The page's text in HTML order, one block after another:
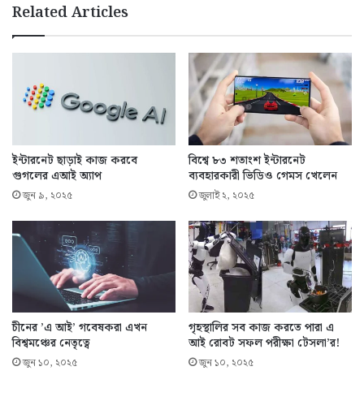
Related Articles
ইন্টারনেট ছাড়াই কাজ করবে
গুগলের এআই অ্যাপ
জুন ৯, ২০২৫
বিশ্বে ৮৩ শতাংশ ইন্টারনেট
ব্যবহারকারী ভিডিও গেমস খেলেন
জুলাই ২, ২০২৫
চীনের ’এ আই’ গবেষকরা এখন
বিশ্বমঞ্চের নেতৃত্বে
জুন ১০, ২০২৫
গৃহস্থালির সব কাজ করতে পারা এ
আই রোবট সফল পরীক্ষা টেসলা’র!
জুন ১০, ২০২৫